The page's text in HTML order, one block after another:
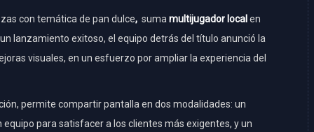
con temática de pan dulce, suma multijugador local en
lanzamiento exitoso, el equipo detrás del título anunció la
visuales, en un esfuerzo por ampliar la experiencia del
permite compartir pantalla en dos modalidades: un
para satisfacer a los clientes más exigentes, y un